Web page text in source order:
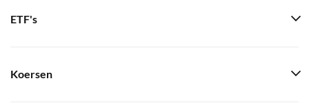
ETF's
Koersen